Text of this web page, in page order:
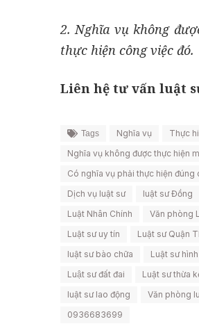
2. Nghĩa vụ không
thực hiện công việc đó.
Liên hệ tư vấn luật
Tags Nghĩa vụ Thực
Nghĩa vụ không được thực hiện
Có nghĩa vụ phải thực hiện đúng
Dịch vụ luật sư
luật sư Đồng
Luật Nhân Chính
Văn phòng
Luật sư uy tín
Luật sư Quận
luật sư bào chữa
Luật sư
Luật sư đất đai
Luật sư thừa
luật sư lao động
Văn phòng
0936683699